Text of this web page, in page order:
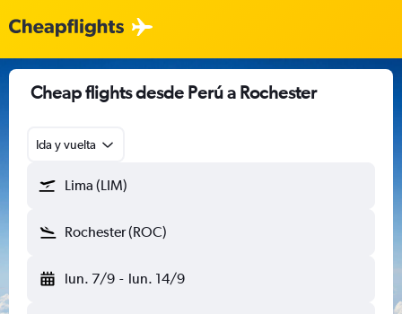
Cheap flights desde Perú a Rochester
Ida y vuelta
Lima (LIM)
Rochester (ROC)
lun. 7/9 - lun. 14/9